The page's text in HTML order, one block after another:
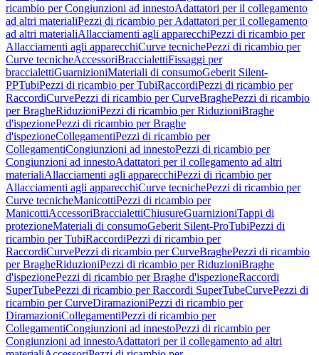
ricambio per Congiunzioni ad innestoAdattatori per il collegamento
ad altri materialiPezzi di ricambio per Adattatori per il collegamento
ad altri materialiAllacciamenti agli apparecchiPezzi di ricambio per
Allacciamenti agli apparecchiCurve tecnichePezzi di ricambio per
Curve tecnicheAccessoriBraccialettiFissaggi per
braccialettiGuarnizioniMateriali di consumoGeberit Silent-
PPTubiPezzi di ricambio per TubiRaccordiPezzi di ricambio per
RaccordiCurvePezzi di ricambio per CurveBraghePezzi di ricambio
per BragheRiduzioniPezzi di ricambio per RiduzioniBraghe
d'ispezionePezzi di ricambio per Braghe
d'ispezioneCollegamentiPezzi di ricambio per
CollegamentiCongiunzioni ad innestoPezzi di ricambio per
Congiunzioni ad innestoAdattatori per il collegamento ad altri
materialiAllacciamenti agli apparecchiPezzi di ricambio per
Allacciamenti agli apparecchiCurve tecnichePezzi di ricambio per
Curve tecnicheManicottiPezzi di ricambio per
ManicottiAccessoriBraccialettiChiusureGuarnizioniTappi di
protezioneMateriali di consumoGeberit Silent-ProTubiPezzi di
ricambio per TubiRaccordiPezzi di ricambio per
RaccordiCurvePezzi di ricambio per CurveBraghePezzi di ricambio
per BragheRiduzioniPezzi di ricambio per RiduzioniBraghe
d'ispezionePezzi di ricambio per Braghe d'ispezioneRaccordi
SuperTubePezzi di ricambio per Raccordi SuperTubeCurvePezzi di
ricambio per CurveDiramazioniPezzi di ricambio per
DiramazioniCollegamentiPezzi di ricambio per
CollegamentiCongiunzioni ad innestoPezzi di ricambio per
Congiunzioni ad innestoAdattatori per il collegamento ad altri